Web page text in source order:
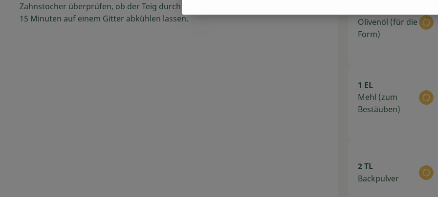
Zahnstocher überprüfen, ob der Teig durch ist. Danach für
15 Minuten auf einem Gitter abkühlen lassen.
Olivenöl (für die
Form)
1 EL
Mehl (zum
Bestäuben)
2 TL
Backpulver